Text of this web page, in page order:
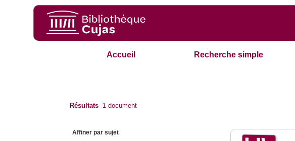
Accueil Recherche simple
Résultats 1 document
Affiner par sujet